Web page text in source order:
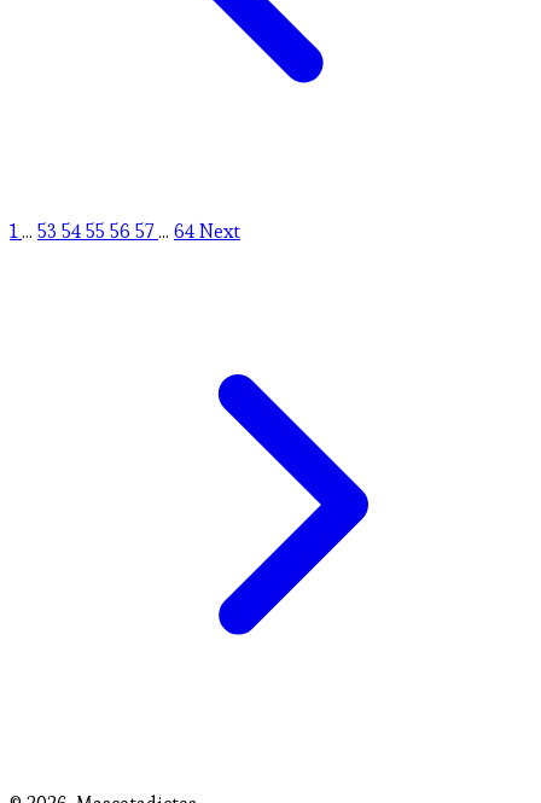
1... 53 5455 56 57... 64Next